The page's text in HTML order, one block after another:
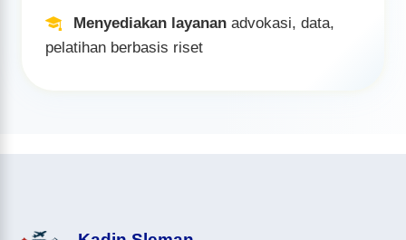
Menyediakan layanan advokasi, data,
pelatihan berbasis riset